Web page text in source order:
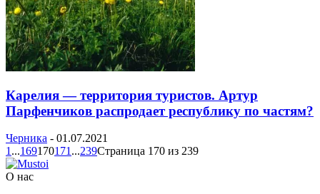
Карелия — территория туристов. Артур
Парфенчиков распродает республику по частям?
Черника - 01.07.2021
1 ...169170171 ...239Страница 170 из 239
О нас